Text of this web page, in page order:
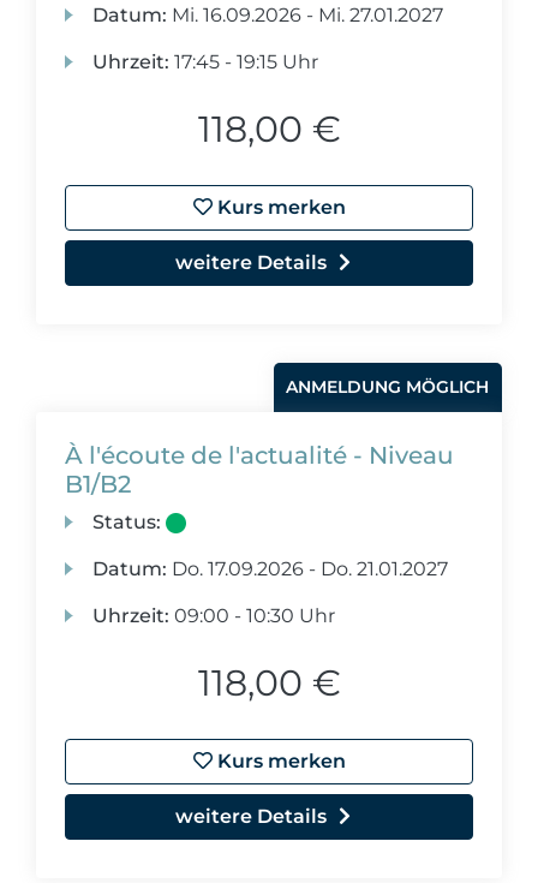
Datum: Mi. 16.09.2026 - Mi. 27.01.2027
Uhrzeit: 17:45 - 19:15 Uhr
118,00 €
Kurs merken
weitere Details
ANMELDUNG MÖGLICH
À l'écoute de l'actualité - Niveau
B1/B2
Status:
Datum: Do. 17.09.2026 - Do. 21.01.2027
Uhrzeit: 09:00 - 10:30 Uhr
118,00 €
Kurs merken
weitere Details